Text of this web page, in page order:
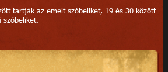
tartják az emelt szóbeliket, 19 és 30 között
szóbeliket.